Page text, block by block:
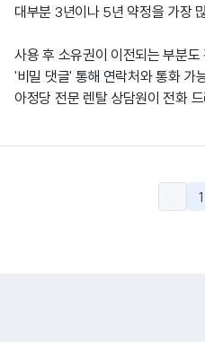
대부분 3년이나 5년 약정을 가장
사용 후 소유권이 이전되는 부분
'비밀 댓글' 통해 연락처와 통화 가
아정당 전문 렌탈 상담원이 전화
1